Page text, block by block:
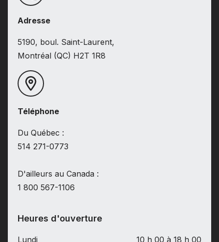
Adresse
5190, boul. Saint-Laurent,
Montréal (QC) H2T 1R8
Téléphone
Du Québec :
514 271-0773
D'ailleurs au Canada :
1 800 567-1106
Heures d'ouverture
Lundi 10 h 00 à 18 h 00